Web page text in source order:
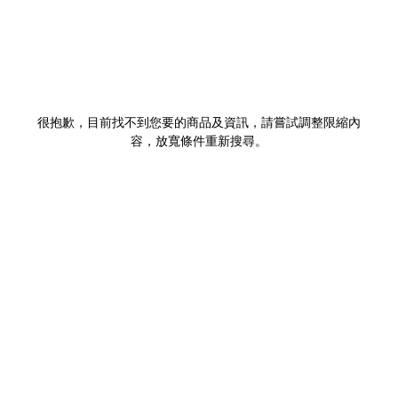
很抱歉，目前找不到您要的商品及資訊，請嘗試調整限縮內
容，放寬條件重新搜尋。